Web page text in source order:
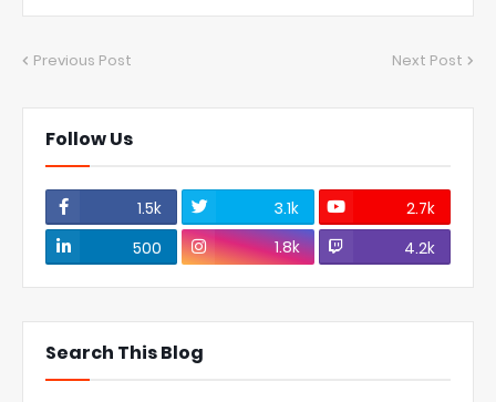
Previous Post Next Post
Follow Us
1.5k 3.1k
2.7k
500
1.8k 4.2k
Search This Blog